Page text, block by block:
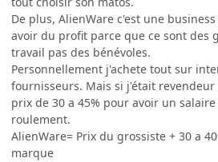
De plus, AlienWare c'est une
avoir du profit parce que ce sont des
travail pas des bénévoles.
Personnellement j'achete tout sur
fournisseurs. Mais si j'était
prix de 30 a 45% pour avoir un
roulement.
AlienWare= Prix du grossiste + 30 a
marque